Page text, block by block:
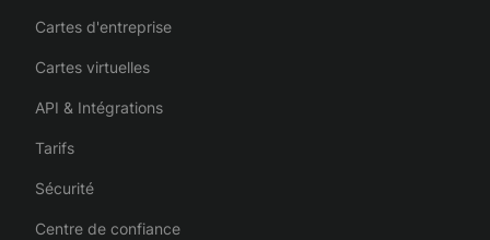
Cartes d'entreprise
Cartes virtuelles
API & Intégrations
Tarifs
Sécurité
Centre de confiance